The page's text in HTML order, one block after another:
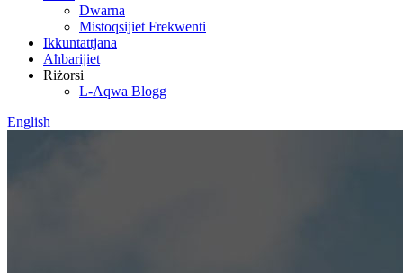
Dwarna
Mistoqsijiet Frekwenti
Ikkuntattjana
Aħbarijiet
Riżorsi
L-Aqwa Blogg
English